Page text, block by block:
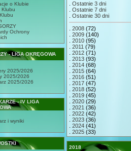
o Klubie
Klubu
Ochrony
- LIGA OKRĘGOWA
2025/2026
2025/2026
2025/2026
- IV LIGA
i wyniki
Ostatnie 3 dni
Ostatnie 7 dni
Ostatnie 30 dni
2008 (72)
2009 (140)
2010 (95)
2011 (79)
2012 (71)
2013 (93)
2014 (68)
2015 (64)
2016 (51)
2017 (47)
2018 (52)
2019 (45)
2020 (29)
2021 (36)
2022 (42)
2023 (36)
2024 (41)
2025 (33)
2018